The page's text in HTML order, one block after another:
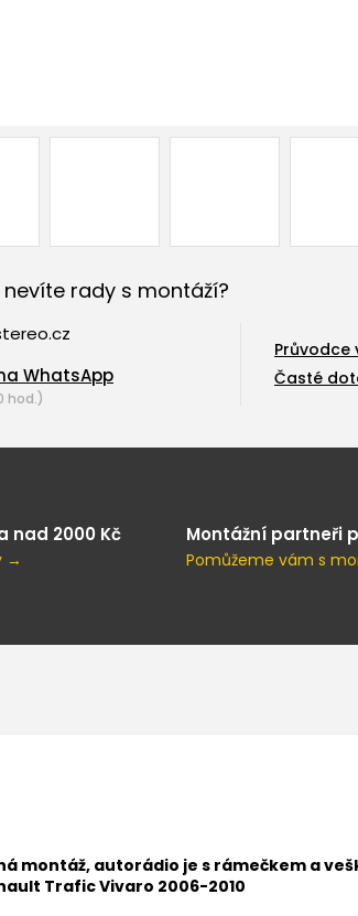
rady s montáží?
WhatsApp
hod.)
Průvodce
Časté
nad 2000 Kč
→
Montážní partneři
Pomůžeme vám s
montáž, autorádio je s rámečkem a
Trafic Vivaro 2006-2010